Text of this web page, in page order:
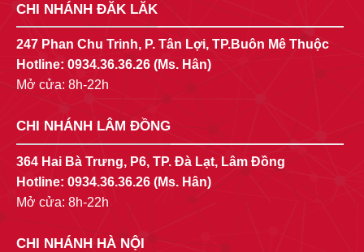
CHI NHÁNH ĐĂK LĂK
247 Phan Chu Trinh, P. Tân Lợi, TP.Buôn Mê Thuộc
Hotline: 0934.36.36.26 (Ms. Hân)
Mở cửa: 8h-22h
CHI NHÁNH LÂM ĐỒNG
364 Hai Bà Trưng, P6, TP. Đà Lạt, Lâm Đồng
Hotline: 0934.36.36.26 (Ms. Hân)
Mở cửa: 8h-22h
CHI NHÁNH HÀ NỘI